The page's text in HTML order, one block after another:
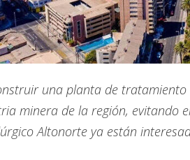
una planta de
minera de la región, evitando
Altonorte ya están